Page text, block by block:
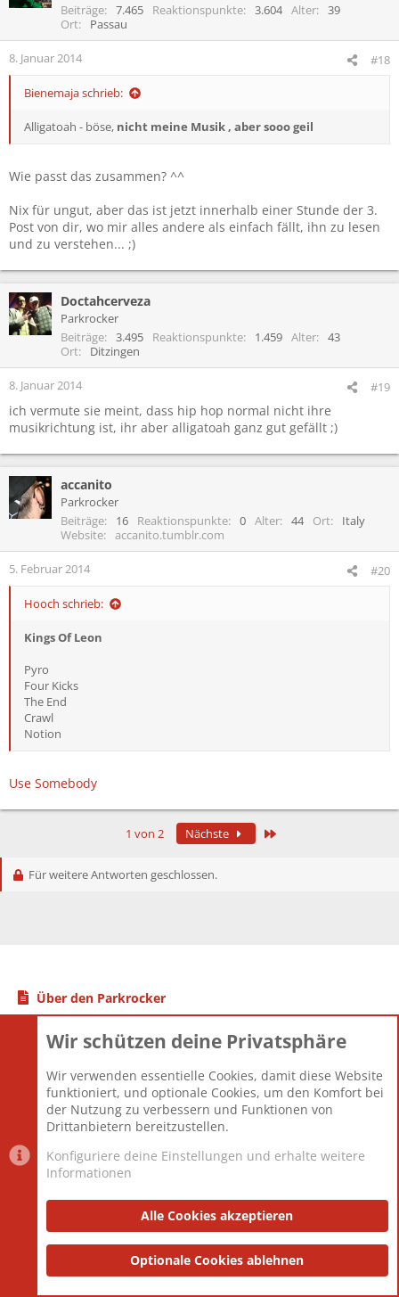
Beiträge
7.465 Reaktionspunkte 3.604 Alter
39
Ort
Passau
8. Januar 2014 #18
Bienemaja schrieb:
Alligatoah - böse, nicht meine Musik , aber sooo geil
Wie passt das zusammen? ^^
Nix für ungut, aber das ist jetzt innerhalb einer Stunde der 3.
Post von dir, wo mir alles andere als einfach fällt, ihn zu lesen
und zu verstehen... ;)
Doctahcerveza
Parkrocker
Beiträge
3.495 Reaktionspunkte 1.459 Alter
43
Ort
Ditzingen
8. Januar 2014 #19
ich vermute sie meint, dass hip hop normal nicht ihre
musikrichtung ist, ihr aber alligatoah ganz gut gefällt ;)
accanito
Parkrocker
Beiträge
16 Reaktionspunkte 0 Alter 44 Ort
Italy
Website
accanito.tumblr.com
5. Februar 2014 #20
Hooch schrieb:
Kings Of Leon
Pyro
Four Kicks
The End
Crawl
Notion
Use Somebody
1 von 2 Nächste
Für weitere Antworten geschlossen.
Über den Parkrocker
Rock im Park ist eines von Europas größten Rock-Festivals. Und
guter Musik hast, dich für Rock im Park und die deutschsprachige
Festival-Szene interessierst, dann registriere dich doch bei uns. Es ist
unverbindlich und kostenlos. Wir freuen uns auf dich!
Statistik des Forums
Mitglieder
12.427
Wir schützen deine Privatsphäre
Wir verwenden essentielle Cookies, damit diese Website
funktioniert, und optionale Cookies, um den Komfort bei
der Nutzung zu verbessern und Funktionen von
Drittanbietern bereitzustellen.
Konfiguriere deine Einstellungen und erhalte weitere
Informationen
Alle Cookies akzeptieren
Optionale Cookies ablehnen